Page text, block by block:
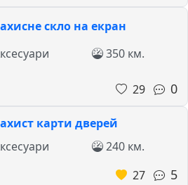
скло на екран
350 км.
29 0
карти дверей
240 км.
27
5